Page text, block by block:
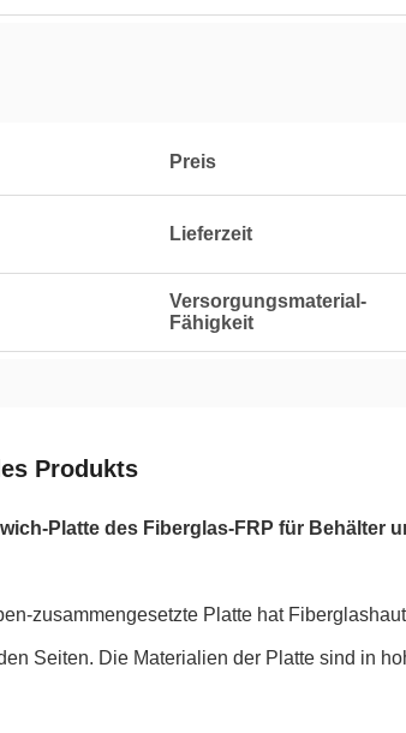
Preis
Lieferzeit
Versorgungsmaterial-
Fähigkeit
Produkts
Platte des Fiberglas-FRP für Behälter
zusammengesetzte Platte hat
Seiten. Die Materialien der Platte sind in